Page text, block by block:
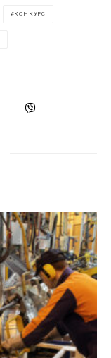
КОНКУРС